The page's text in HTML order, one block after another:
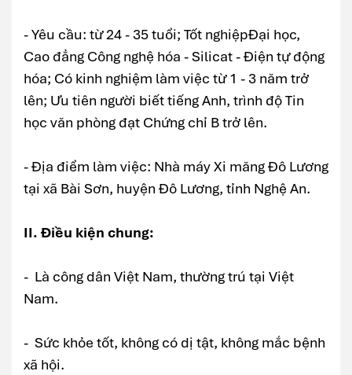
- Yêu cầu: từ 24 - 35 tuổi; Tốt nghiệpĐại học,
Cao đẳng Công nghệ hóa - Silicat - Điện tự động
hóa; Có kinh nghiệm làm việc từ 1 - 3 năm trở
lên; Ưu tiên người biết tiếng Anh, trình độ Tin
học văn phòng đạt Chứng chỉ B trở lên.
- Địa điểm làm việc: Nhà máy Xi măng Đô Lương
tại xã Bài Sơn, huyện Đô Lương, tỉnh Nghệ An.
II. Điều kiện chung:
- Là công dân Việt Nam, thường trú tại Việt
Nam.
- Sức khỏe tốt, không có dị tật, không mắc bệnh
xã hội.